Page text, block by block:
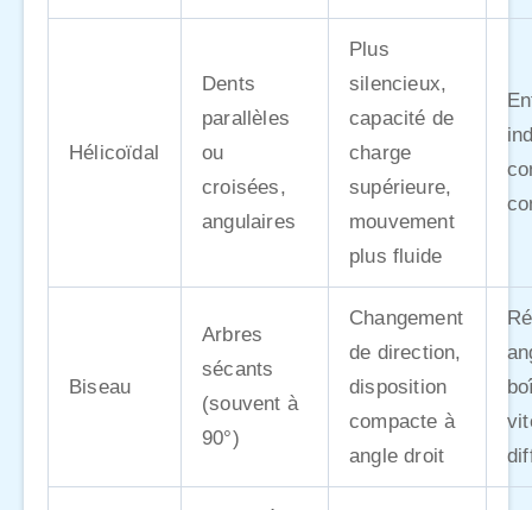
Hélicoïdal
Dents
parallèles
ou
croisées,
angulaires
Plus
silencieux,
capacité de
charge
supérieure,
mouvement
plus fluide
Biseau
Arbres
sécants
(souvent à
90°)
Changement
de direction,
disposition
compacte à
angle droit